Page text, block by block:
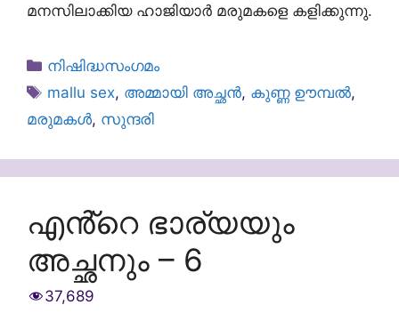
മനസിലാക്കിയ ഹാജിയാർ മരുമകളെ കളിക്കുന്നു.
Categories
നിഷിദ്ധസംഗമം
Tags
mallu sex, അമ്മായി അച്ഛൻ, കുണ്ണ ഊമ്പൽ,
മരുമകൾ, സുന്ദരി
എൻ്റെ ഭാര്യയും
അച്ഛനും – 6
37,689